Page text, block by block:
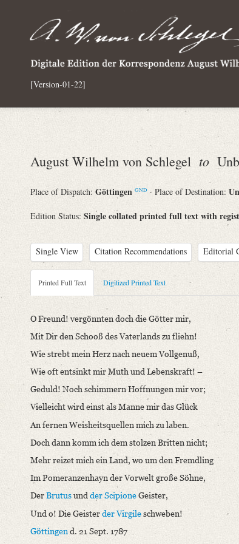
[Version-01-22]
August Wilhelm von Schlegel to
Place of Dispatch: Göttingen GND · Place of Destination:
Edition Status: Single collated printed full text with
Single View Citation Recommendations Editorial
Metadata Concerning Header
Sender: August Wilhelm von Schlegel
Recipient: Unbekannt
Place of Dispatch: Göttingen
Place of Destination: Unknown
Date: 21.09.1787
Printed Text
Provider: Dresden, Sächsische Landesbibliothek -
OAI Id: 343347008
Bibliography: Briefe von und an August Wilhelm
Incipit: „O Freund! vergönnten doch die Götter mir,
Mit Dir den Schooß des Vaterlands zu fliehn!
Wie strebt mein Herz nach neuem Vollgenuß,
Wie oft [...]“
Language
German
Printed Full Text Digitized Printed Text
O Freund! vergönnten doch die Götter mir,
Mit Dir den Schooß des Vaterlands zu fliehn!
Wie strebt mein Herz nach neuem Vollgenuß,
Wie oft entsinkt mir Muth und Lebenskraft! –
Geduld! Noch schimmern Hoffnungen mir vor;
Vielleicht wird einst als Manne mir das Glück
An fernen Weisheitsquellen mich zu laben.
Doch dann komm ich dem stolzen Britten nicht;
Mehr reizet mich ein Land, wo um den Fremdling
Im Pomeranzenhayn der Vorwelt große Söhne,
DerBrutusund der ScipioneGeister,
Und o! Die Geisterder Virgileschweben!
Göttingend. 21 Sept. 1787